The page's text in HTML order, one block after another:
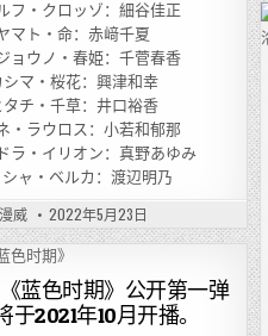
フ・クロッゾ：細谷佳正
マト・命：赤﨑千夏
ョウノ・春姫：千菅春香
シマ・桜花：興津和幸
タチ・千草：井口裕香
・ラウロス：小若和郁那
ラ・イリオン：真野あゆみ
シャ・ベルカ：渡辺明乃
漫威 2022年5月23日
蓝色时期》公开第一弹
于2021年10月开播。